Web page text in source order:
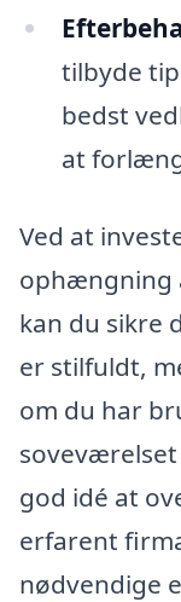
tilbyde
bedst
at
Ved at
ophængning
kan du sikre
er stilfuldt,
om du har
god idé at
erfarent
nødvendige